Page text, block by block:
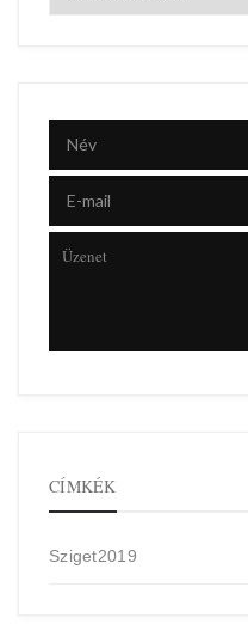
CÍMKÉK
Sziget2019